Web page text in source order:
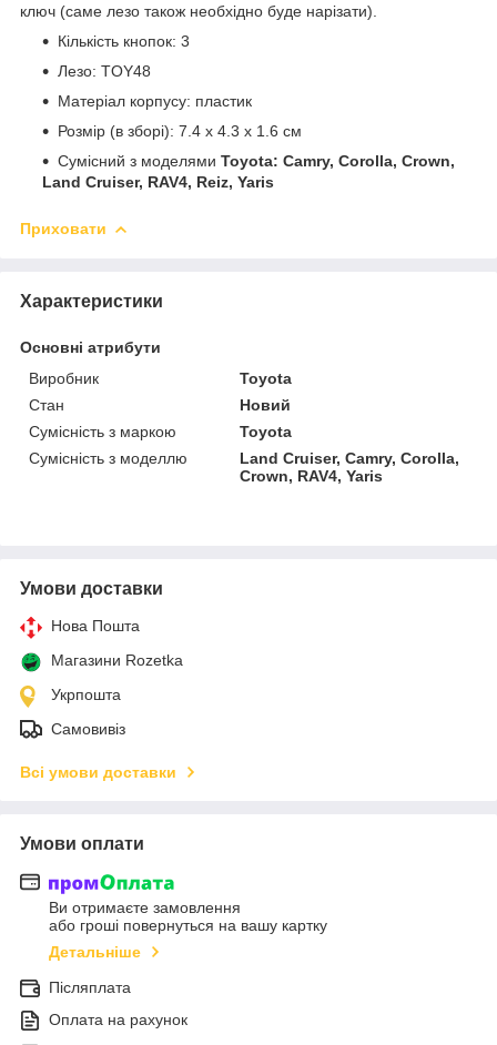
ключ (саме лезо також необхідно буде нарізати).
Кількість кнопок: 3
Лезо: TOY48
Матеріал корпусу: пластик
Розмір (в зборі): 7.4 х 4.3 х 1.6 см
Сумісний з моделями Toyota: Camry, Corolla, Crown,
Land Cruiser, RAV4, Reiz, Yaris
Приховати
Характеристики
Основні атрибути
Виробник
Toyota
Стан
Новий
Сумісність з маркою
Toyota
Сумісність з моделлю
Land Cruiser, Camry, Corolla,
Crown, RAV4, Yaris
Умови доставки
Нова Пошта
Магазини Rozetka
Укрпошта
Самовивіз
Всі умови доставки
Умови оплати
Ви отримаєте замовлення
або гроші повернуться на вашу картку
Детальніше
Післяплата
Оплата на рахунок